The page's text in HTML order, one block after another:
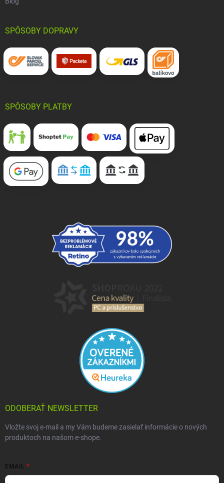
SPÔSOBY DOPRAVY
SPÔSOBY PLATBY
ODOBERAŤ NEWSLETTER
Vložte svoj e-mail a my Vám budeme zasielať informácie o nových
produktoch na našom e-shope.
EMAIL